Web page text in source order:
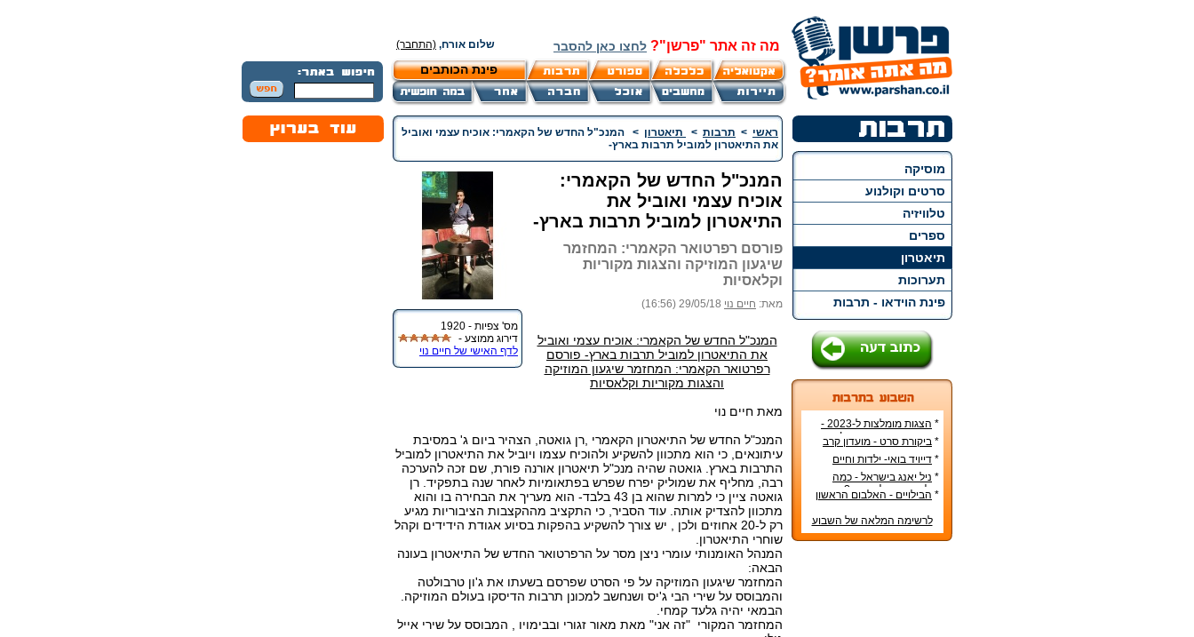
מה זה אתר "פרשן"? לחצו כאן להסבר שלום אורח, (התחבר)
פינת הכותבים
מוסיקה
סרטים וקולנוע
טלוויזיה
ספרים
תיאטרון
תערוכות
פינת הוידאו - תרבות
*
הצגות מומלצות ל-2023 -
הרשימה הטובה ביותר!
* ביקורת סרט - מועדון קרב
* דייויד בואי- ילדות וחיים
אישיים
* ניל יאנג בישראל - כמה
עולה כרטיס להופעה?
* הבילויים - האלבום הראשון
לרשימה המלאה של השבוע
ראשי > תרבות > תיאטרון >
המנכ"ל החדש של הקאמרי: אוכיח עצמי ואוביל
את התיאטרון למוביל תרבות בארץ-
מס' צפיות - 1920
דירוג ממוצע -
לדף האישי של חיים נוי
המנכ"ל החדש של הקאמרי:
אוכיח עצמי ואוביל את
התיאטרון למוביל תרבות בארץ-
פורסם רפרטואר הקאמרי: המחזמר
שיגעון המוזיקה והצגות מקוריות
וקלאסיות
מאת: חיים נוי 29/05/18 (16:56)
המנכ"ל החדש של הקאמרי: אוכיח עצמי ואוביל
את התיאטרון למוביל תרבות בארץ- פורסם
רפרטואר הקאמרי: המחזמר שיגעון המוזיקה
והצגות מקוריות וקלאסיות
מאת חיים נוי
המנכ"ל החדש של התיאטרון הקאמרי ,רן גואטה, הצהיר ביום ג' במסיבת
עיתונאים, כי הוא מתכוון להשקיע ולהוכיח עצמו ויוביל את התיאטרון למוביל
התרבות בארץ. גואטה שהיה מנכ"ל תיאטרון אורנה פורת, שם זכה להערכה
רבה, מחליף את שמוליק יפרח שפרש בפתאומיות לאחר שנה בתפקיד. רן
גואטה ציין כי למרות שהוא בן 43 בלבד- הוא מעריך את הבחירה בו והוא
מתכוון להצדיק אותה. עוד הסביר, כי התקציב מההקצבות הציבוריות מגיע
רק ל-20 אחוזים ולכן , יש צורך להשקיע בהפקות בסיוע אגודת הידידים וקהל
שוחרי התיאטרון.
המנהל האומנותי עומרי ניצן מסר על הרפרטואר החדש של התיאטרון בעונה
הבאה:
המחזמר שיגעון המוזיקה על פי הסרט שפרסם בשעתו את ג'ון טרבולטה
והמבוסס על שירי הבי ג'יס ושנחשב למכונן תרבות הדיסקו בעולם המוזיקה.
הבמאי יהיה גלעד קמחי.
המחזמר המקורי "זה אני" מאת מאור זגורי ובבימויו , המבוסס על שירי אייל